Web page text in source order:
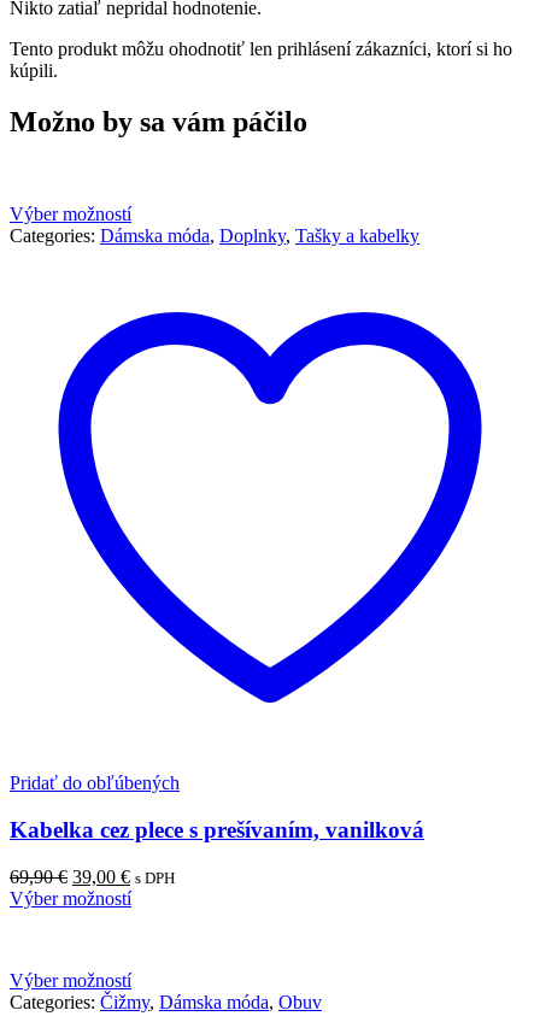
Nikto zatiaľ nepridal hodnotenie.
Tento produkt môžu ohodnotiť len prihlásení zákazníci, ktorí si ho
kúpili.
Možno by sa vám páčilo
Výber možností
Categories: Dámska móda, Doplnky, Tašky a kabelky
Pridať do obľúbených
Kabelka cez plece s prešívaním, vanilková
69,90€ 39,00 € s DPH
Výber možností
Výber možností
Categories: Čižmy, Dámska móda, Obuv